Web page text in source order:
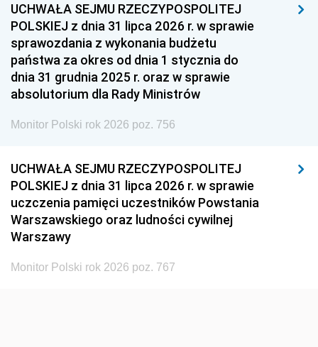
1954 1953 1952
1951 1950
1948 1947 1946
1939 1938
UCHWAŁA SEJMU RZECZYPOSPOLITEJ
POLSKIEJ z dnia 31 lipca 2026 r. w sprawie
sprawozdania z wykonania budżetu
państwa za okres od dnia 1 stycznia do
dnia 31 grudnia 2025 r. oraz w sprawie
absolutorium dla Rady Ministrów
Monitor Polski rok 2026 poz. 756
UCHWAŁA SEJMU RZECZYPOSPOLITEJ
POLSKIEJ z dnia 31 lipca 2026 r. w sprawie
uczczenia pamięci uczestników Powstania
Warszawskiego oraz ludności cywilnej
Warszawy
Monitor Polski rok 2026 poz. 767